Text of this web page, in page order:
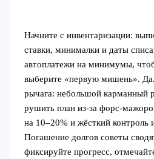
Начните с инвентаризации:
ставки, минималки и даты
автоплатежи на минимумы,
выберите «первую мишень».
рычага: небольшой карманный
рушить план из‑за форс-
на 10–20% и жёсткий контроль
Погашение долгов советы
фиксируйте прогресс,